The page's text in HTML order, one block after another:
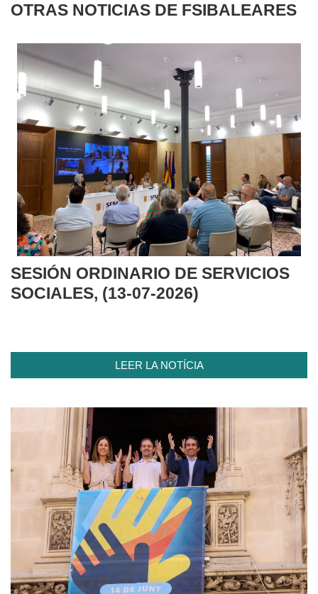
OTRAS NOTICIAS DE FSIBALEARES
SESIÓN ORDINARIO DE SERVICIOS
SOCIALES, (13-07-2026)
LEER LA NOTÍCIA